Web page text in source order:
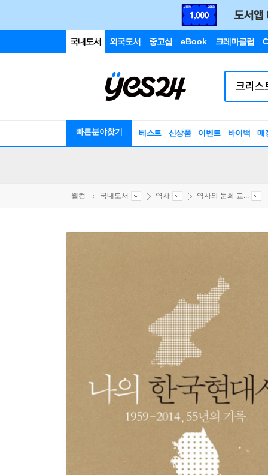
국내도서 외국도서 중고샵 eBook 크레마클럽
빠른분야찾기 베스트 신상품 이벤트 바이백 매
웰컴 국내도서 역사 역사와 문화 교...